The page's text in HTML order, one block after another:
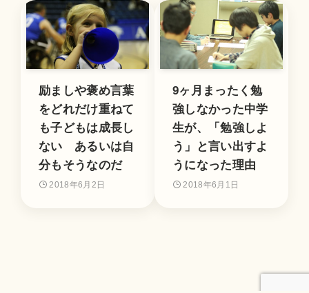
励ましや褒め言葉
をどれだけ重ねて
も子どもは成長し
ない あるいは自
分もそうなのだ
2018年6月2日
9ヶ月まったく勉
強しなかった中学
生が、「勉強しよ
う」と言い出すよ
うになった理由
2018年6月1日